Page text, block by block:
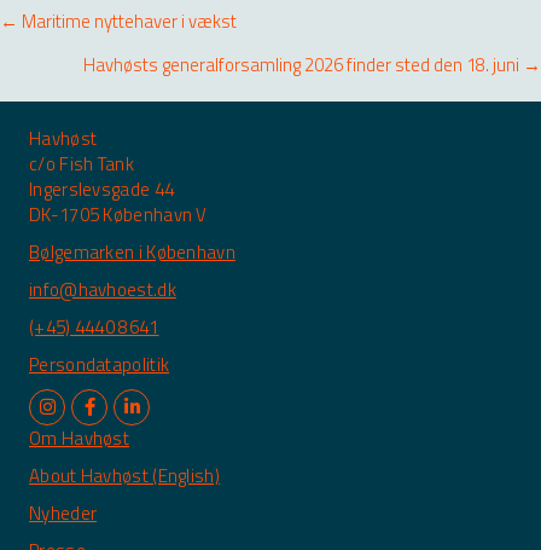
Posts
navigation
← Maritime nyttehaver i vækst
Havhøsts generalforsamling 2026 finder sted den 18. juni →
Havhøst
c/o Fish Tank
Ingerslevsgade 44
DK-1705 København V
Bølgemarken i København
info@havhoest.dk
(+45) 4440 8641
Persondatapolitik
Om Havhøst
About Havhøst (English)
Nyheder